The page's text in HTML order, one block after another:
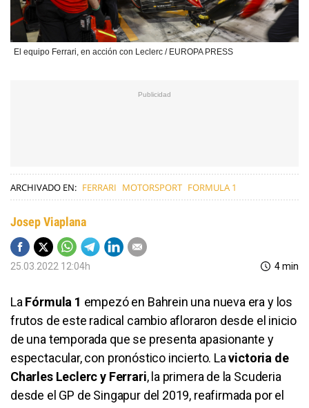
El equipo Ferrari, en acción con Leclerc / EUROPA PRESS
ARCHIVADO EN: FERRARI MOTORSPORT FORMULA 1
Josep Viaplana
25.03.2022 12:04h 4 min
La Fórmula 1 empezó en Bahrein una nueva era y los
frutos de este radical cambio afloraron desde el inicio
de una temporada que se presenta apasionante y
espectacular, con pronóstico incierto. Lavictoria de
Charles Leclerc y Ferrari, la primera de la Scuderia
desde el GP de Singapur del 2019, reafirmada por el